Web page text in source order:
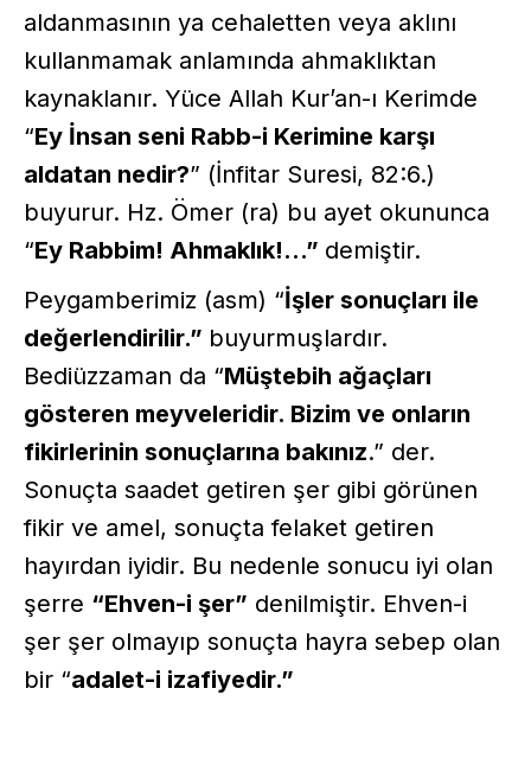
aldanmasının ya cehaletten veya aklını
kullanmamak anlamında ahmaklıktan
kaynaklanır. Yüce Allah Kur’an-ı Kerimde
“Ey İnsan seni Rabb-i Kerimine karşı
aldatan nedir?” (İnfitar Suresi, 82:6.)
buyurur. Hz. Ömer (ra) bu ayet okununca
“Ey Rabbim! Ahmaklık!...” demiştir.
Peygamberimiz (asm) “İşler sonuçları ile
değerlendirilir.” buyurmuşlardır.
Bediüzzaman da “Müştebih ağaçları
gösteren meyveleridir. Bizim ve onların
fikirlerinin sonuçlarına bakınız.” der.
Sonuçta saadet getiren şer gibi görünen
fikir ve amel, sonuçta felaket getiren
hayırdan iyidir. Bu nedenle sonucu iyi olan
şerre “Ehven-i şer” denilmiştir. Ehven-i
şer şer olmayıp sonuçta hayra sebep olan
bir “adalet-i izafiyedir.”